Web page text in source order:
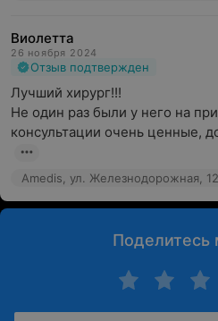
Виолетта
26 ноября 2024
Отзыв подтвержден
Лучший хирург!!!
Не один раз были у него на
консультации очень ценные,
Amedis, ул. Железнодорожная, 12
Поделитесь